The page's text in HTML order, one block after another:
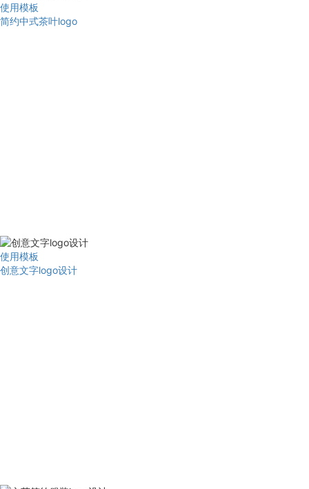
使用模板
简约中式茶叶logo
使用模板
创意文字logo设计